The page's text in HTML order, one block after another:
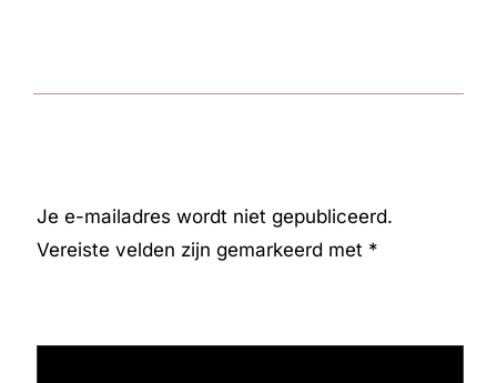
Je e-mailadres wordt niet gepubliceerd.
Vereiste velden zijn gemarkeerd met *